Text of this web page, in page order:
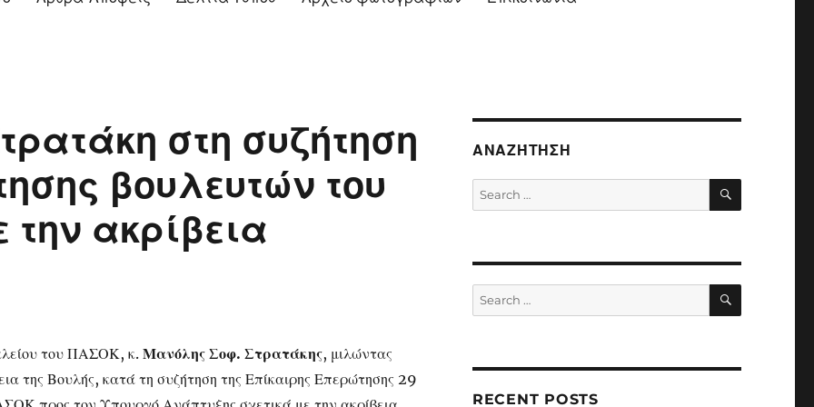
στη συζήτηση
βουλευτών του
ακρίβεια
του ΠΑΣΟΚ, κ. Μανόλης Σοφ. Στρατάκης, μιλώντας
της Βουλής, κατά τη συζήτηση της Επίκαιρης Επερώτησης 29
ΑΝΑΖΉΤΗΣΗ
Search
for:
SEARCH
Search
for:
SEARCH
RECENT POSTS